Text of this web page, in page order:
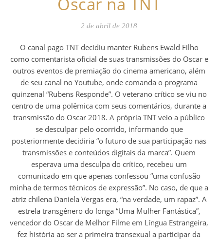
2 de abril de 2018
O canal pago TNT decidiu manter Rubens Ewald Filho
como comentarista oficial de suas transmissões do Oscar e
outros eventos de premiação do cinema americano, além
de seu canal no Youtube, onde comanda o programa
quinzenal “Rubens Responde”. O veterano crítico se viu no
centro de uma polêmica com seus comentários, durante a
transmissão do Oscar 2018. A própria TNT veio a público
se desculpar pelo ocorrido, informando que
posteriormente decidiria “o futuro de sua participação nas
transmissões e conteúdos digitais da marca”. Quem
esperava uma desculpa do crítico, recebeu um
comunicado em que apenas confessou “uma confusão
minha de termos técnicos de expressão”. No caso, de que a
atriz chilena Daniela Vergas era, “na verdade, um rapaz”. A
estrela transgênero do longa “Uma Mulher Fantástica”,
vencedor do Oscar de Melhor Filme em Língua Estrangeira,
fez história ao ser a primeira transexual a participar da